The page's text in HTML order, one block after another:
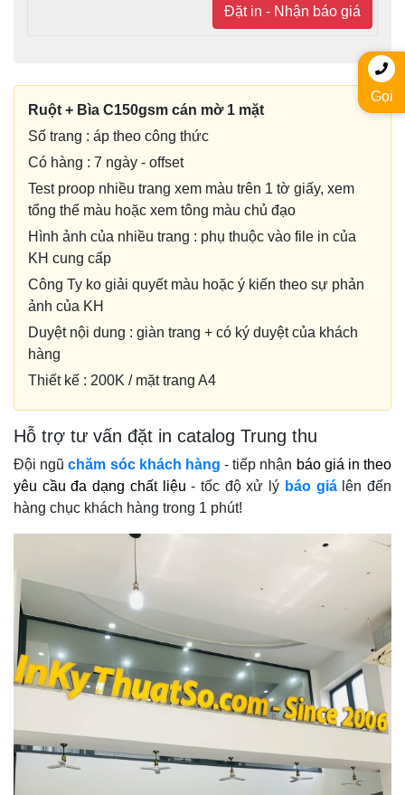
Đặt in - Nhận báo giá
Ruột + Bìa C150gsm cán mờ 1 mặt
Số trang : áp theo công thức
Có hàng : 7 ngày - offset
Test proop nhiều trang xem màu trên 1 tờ giấy, xem
tổng thể màu hoặc xem tông màu chủ đạo
Hình ảnh của nhiều trang : phụ thuộc vào file in của
KH cung cấp
Công Ty ko giải quyết màu hoặc ý kiến theo sự phản
ảnh của KH
Duyệt nội dung : giàn trang + có ký duyệt của khách
hàng
Thiết kế : 200K / mặt trang A4
Hỗ trợ tư vấn đặt in catalog Trung thu
Đội ngũchăm sóc khách hàng - tiếp nhận báo giá in theo
yêu cầu đa dạng chất liệu - tốc độ xử lý báo giálên đến
hàng chục khách hàng trong 1 phút!
Gọi